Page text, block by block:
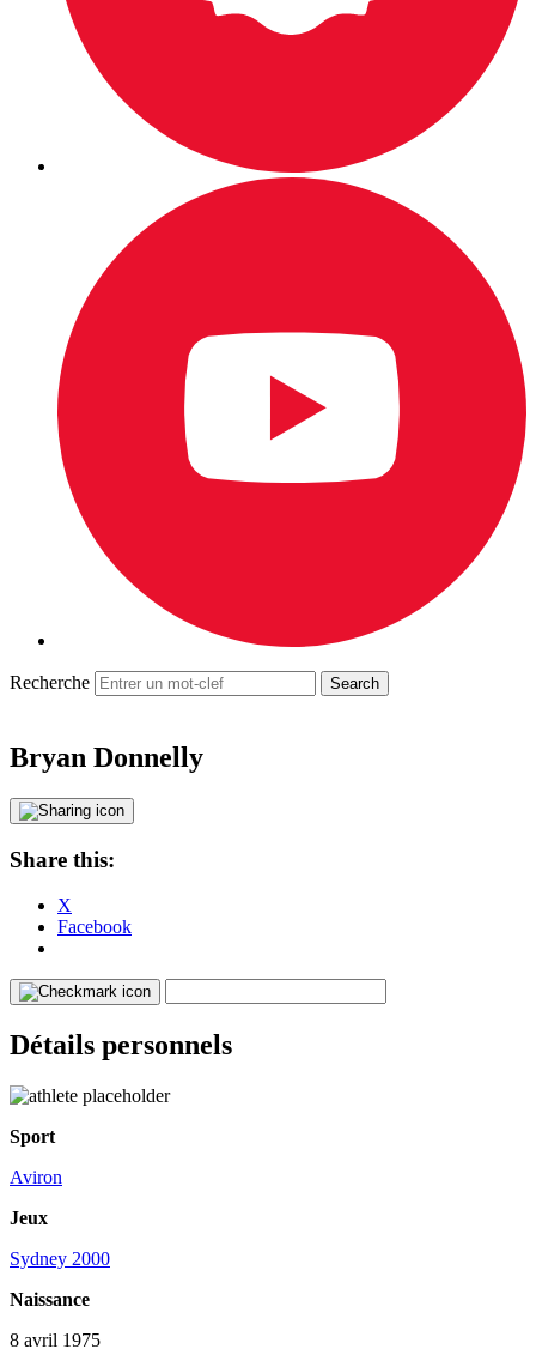
Recherche
Bryan Donnelly
Share this:
X
Facebook
Détails personnels
Sport
Aviron
Jeux
Sydney 2000
Naissance
8 avril 1975